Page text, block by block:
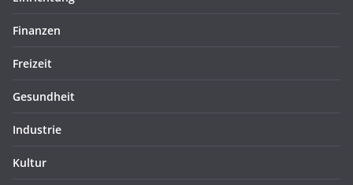
Finanzen
Freizeit
Gesundheit
Industrie
Kultur